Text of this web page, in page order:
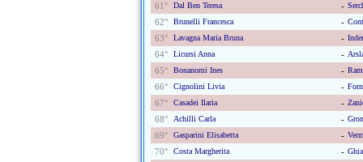
61° Dal Ben Teresa -
62° Brunelli Francesca -
63° Lavagna Maria Bruna -
64° Licursi Anna -
65° Bonanomi Ines -
66° Cignolini Livia -
67° Casadei Ilaria -
68° Achilli Carla -
69° Gasparini Elisabetta -
70° Costa Margherita -